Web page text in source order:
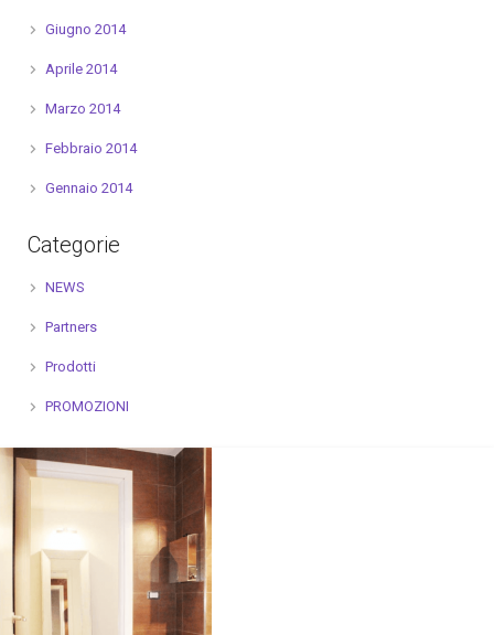
Giugno 2014
Aprile 2014
Marzo 2014
Febbraio 2014
Gennaio 2014
Categorie
NEWS
Partners
Prodotti
PROMOZIONI